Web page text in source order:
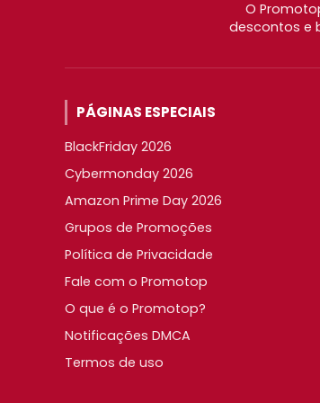
O
descontos e
PÁGINAS ESPECIAIS
BlackFriday 2026
Cybermonday 2026
Amazon Prime Day 2026
Grupos de Promoções
Política de Privacidade
Fale com o Promotop
O que é o Promotop?
Notificações DMCA
Termos de uso